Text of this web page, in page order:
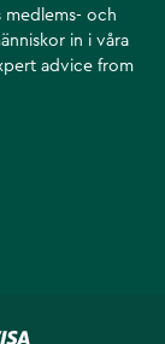
medlems- och
in i våra
advice from